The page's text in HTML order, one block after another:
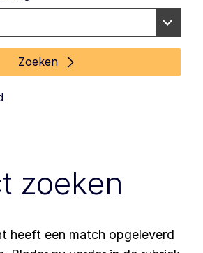
Zoeken
zoeken
heeft een match opgeleverd